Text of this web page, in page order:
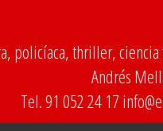
policíaca, thriller,
Andrés
Tel. 91 052 24 17